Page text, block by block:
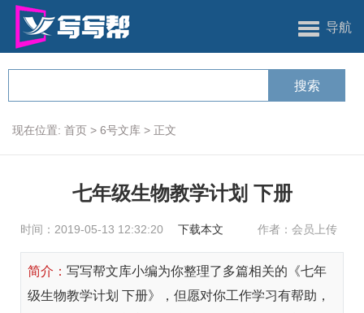
导航
现在位置: 首页 > 6号文库 > 正文
七年级生物教学计划 下册
时间：2019-05-13 12:32:20 下载本文 作者：会员上传
简介： 写写帮文库小编为你整理了多篇相关的《七年
级生物教学计划 下册》，但愿对你工作学习有帮助，